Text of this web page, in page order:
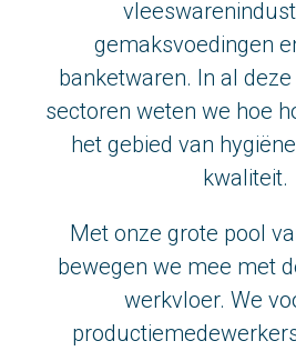
Boogschutterstraat 5, 5015 BX
+31 (0)13 464 89 50 | E:
Bel ons
gemaksvoedingen
banketwaren. In al
sectoren weten we hoe
het gebied van
kwaliteit.
Met onze grote pool
bewegen we mee met
werkvloer. We